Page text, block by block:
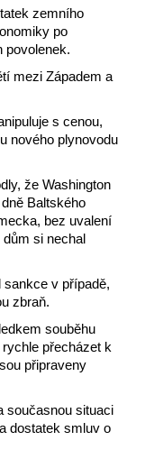
zemního
po
povolenek.
mezi Západem a
s cenou,
nového plynovodu
že Washington
Baltského
bez uvalení
si nechal
v případě,
zbraň.
souběhu
přecházet k
připraveny
současnou situaci
dostatek smluv o